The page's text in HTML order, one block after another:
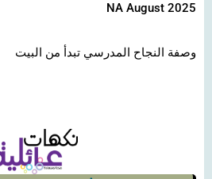
NA August 2025
وصفة النجاح المدرسي تبدأ من البيت